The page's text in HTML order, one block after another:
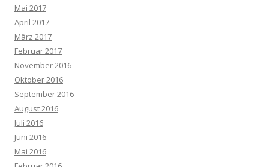
Mai 2017
April 2017
März 2017
Februar 2017
November 2016
Oktober 2016
September 2016
August 2016
Juli 2016
Juni 2016
Mai 2016